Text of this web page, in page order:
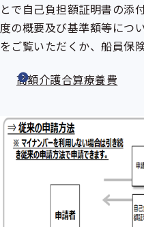
とで自己負担額証明書の添
度の概要及び基準額等につ
をご覧いただくか、船員保
高額介護合算療養費